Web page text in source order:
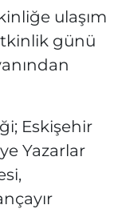
ulaşım
günü
Eskişehir
Yazarlar